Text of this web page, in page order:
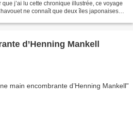
que j’ai lu cette chronique illustrée, ce voyage
ne connaît que deux îles japonaises.
d’Henning Mankell